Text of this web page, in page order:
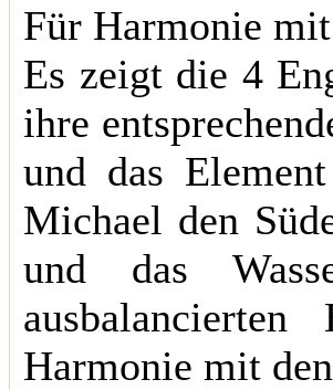
Für Harmonie
Es zeigt die 4
ihre
und das
Michael den
und das
Harmonie mit